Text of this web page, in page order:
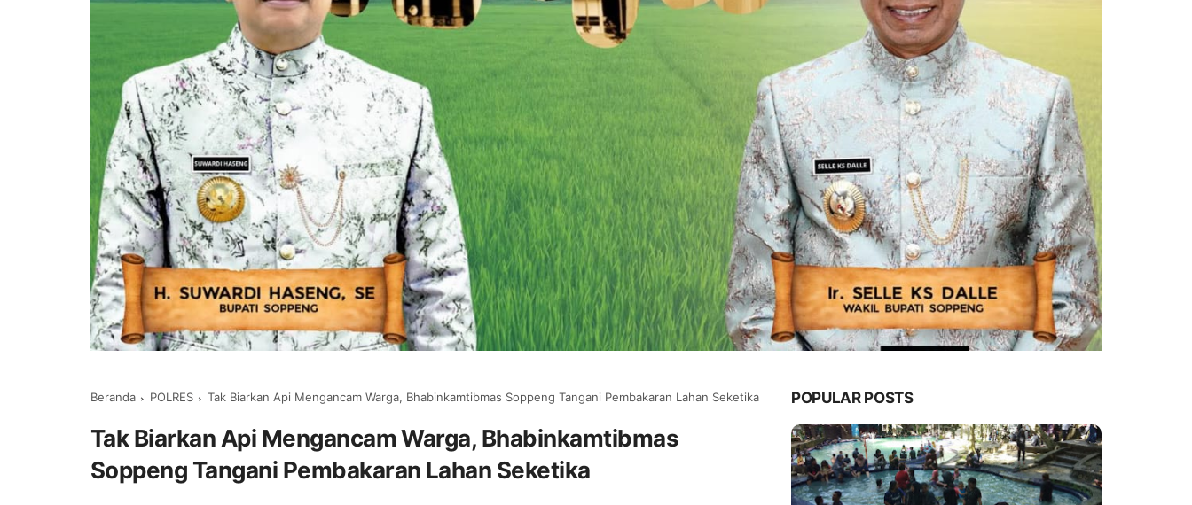
Beranda POLRES Tak Biarkan Api Mengancam Warga, Bhabinkamtibmas Soppeng Tangani Pembakaran Lahan Seketika
Tak Biarkan Api Mengancam Warga, Bhabinkamtibmas
Soppeng Tangani Pembakaran Lahan Seketika
POPULAR POSTS